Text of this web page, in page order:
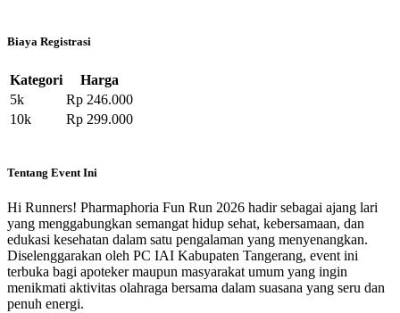
Biaya Registrasi
Kategori
Harga
5k
Rp 246.000
10k
Rp 299.000
Tentang Event Ini
Hi Runners! Pharmaphoria Fun Run 2026 hadir sebagai ajang lari
yang menggabungkan semangat hidup sehat, kebersamaan, dan
edukasi kesehatan dalam satu pengalaman yang menyenangkan.
Diselenggarakan oleh PC IAI Kabupaten Tangerang, event ini
terbuka bagi apoteker maupun masyarakat umum yang ingin
menikmati aktivitas olahraga bersama dalam suasana yang seru dan
penuh energi.